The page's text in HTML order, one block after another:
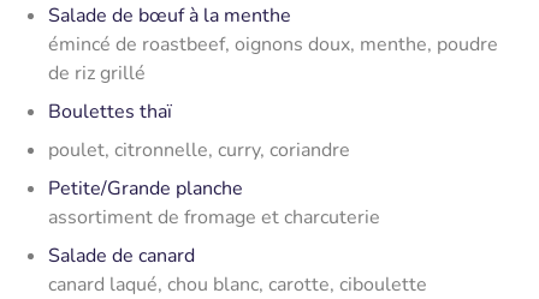
Salade de bœuf à la menthe
émincé de roastbeef, oignons doux, menthe, poudre
de riz grillé
Boulettes thaï
poulet, citronnelle, curry, coriandre
Petite/Grande planche
assortiment de fromage et charcuterie
Salade de canard
canard laqué, chou blanc, carotte, ciboulette